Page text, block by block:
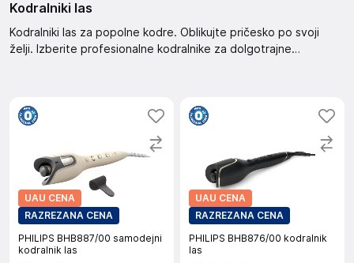
Kodralniki las
Kodralniki las za popolne kodre. Oblikujte pričesko po svoji
želji. Izberite profesionalne kodralnike za dolgotrajne
UAU CENA
RAZREZANA CENA
PHILIPS BHB887/00 samodejni
kodralnik las
UAU CENA
RAZREZANA CENA
PHILIPS BHB876/00 kodralnik
las